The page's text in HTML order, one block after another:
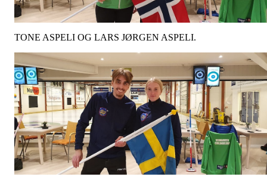
TONE ASPELI OG LARS JØRGEN ASPELI.